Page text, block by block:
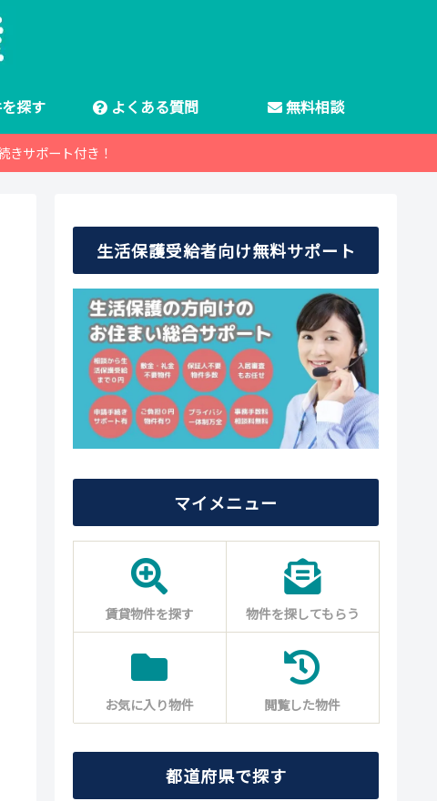
探す よくある質問 無料相談
きサポート付き！
生活保護受給者向け無料サポート
マイメニュー
賃貸物件を探す 物件を探してもらう
お気に入り物件 閲覧した物件
都道府県で探す